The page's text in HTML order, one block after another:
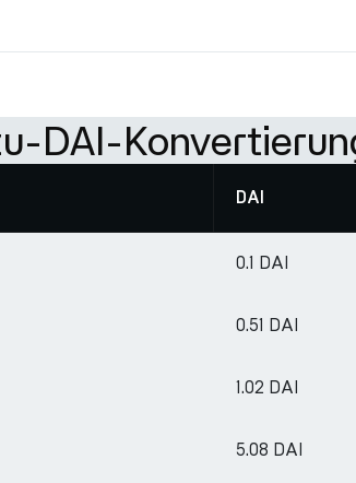
DAI-
DAI
0.1 DAI
0.51 DAI
1.02 DAI
5.08 DAI